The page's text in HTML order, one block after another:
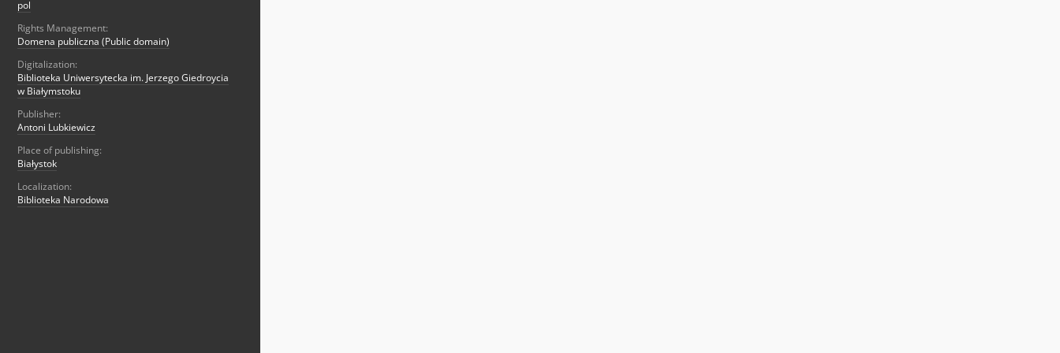
pol
Rights Management:
Domena publiczna (Public domain)
Digitalization:
Biblioteka Uniwersytecka im. Jerzego Giedroycia
w Białymstoku
Publisher:
Antoni Lubkiewicz
Place of publishing:
Białystok
Localization:
Biblioteka Narodowa